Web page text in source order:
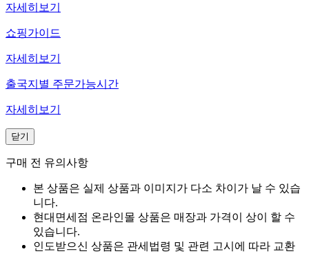
자세히보기
쇼핑가이드
자세히보기
출국지별 주문가능시간
자세히보기
닫기
구매 전 유의사항
본 상품은 실제 상품과 이미지가 다소 차이가 날 수 있습
니다.
현대면세점 온라인몰 상품은 매장과 가격이 상이 할 수
있습니다.
인도받으신 상품은 관세법령 및 관련 고시에 따라 교환